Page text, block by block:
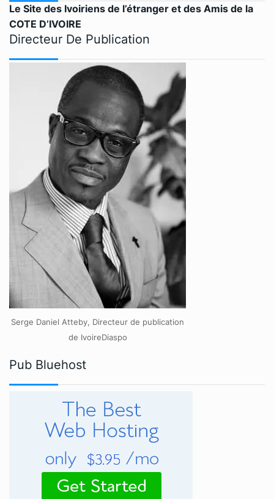
Le Site des Ivoiriens de l’étranger et des Amis de la
COTE D’IVOIRE
Directeur De Publication
Serge Daniel Atteby, Directeur de publication
de IvoireDiaspo
Pub Bluehost